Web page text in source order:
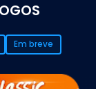
Em breve